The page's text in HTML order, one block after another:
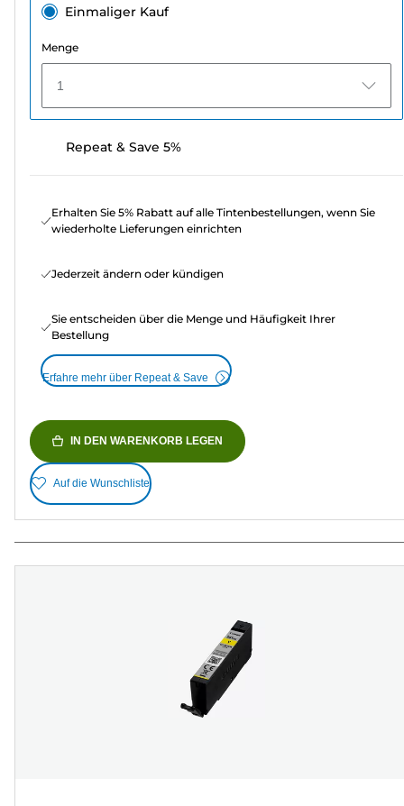
Einmaliger Kauf
Menge
1
Repeat & Save 5%
Erhalten Sie 5% Rabatt auf alle Tintenbestellungen, wenn Sie
wiederholte Lieferungen einrichten
Jederzeit ändern oder kündigen
Sie entscheiden über die Menge und Häufigkeit Ihrer
Bestellung
Erfahre mehr über Repeat & Save
IN DEN WARENKORB LEGEN
Auf die Wunschliste